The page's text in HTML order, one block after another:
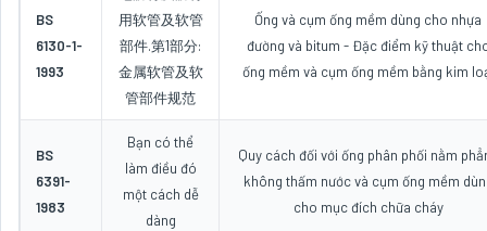
BS
6130-1-
1993
用软管及软管
部件.第1部分:
金属软管及软
管部件规范
Ống và cụm ống mềm dùng cho nhựa
đường và bitum - Đặc điểm kỹ thuật
ống mềm và cụm ống mềm bằng kim
BS
6391-
1983
Bạn có thể
làm điều đó
một cách dễ
dàng
Quy cách đối với ống phân phối nằm
không thấm nước và cụm ống mềm
cho mục đích chữa cháy